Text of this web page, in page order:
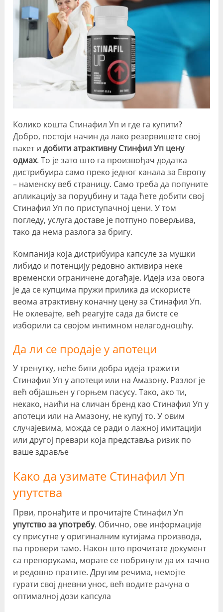
Колико кошта Стинафил Уп и где га купити?
Добро, постоји начин да лако резервишете свој
пакет идобити атрактивну Стинфил Уп цену
одмах. То је зато што га произвођач додатка
дистрибуира само преко једног канала за Европу
– наменску веб страницу. Само треба да попуните
апликацију за поруџбину и тада ћете добити свој
Стинафил Уп по приступачној цени. У том
погледу, услуга доставе је потпуно поверљива,
тако да нема разлога за бригу.
Компанија која дистрибуира капсуле за мушки
либидо и потенцију редовно активира неке
временски ограничене догађаје. Идеја иза овога
је да се купцима пружи прилика да искористе
веома атрактивну коначну цену за Стинафил Уп.
Не оклевајте, већ реагујте сада да бисте се
изборили са својом интимном нелагодношћу.
Да ли се продаје у апотеци
У тренутку, неће бити добра идеја тражити
Стинафил Уп у апотеци или на Амазону. Разлог је
већ објашњен у горњем пасусу. Тако, ако ти,
некако, наићи на сличан бренд као Стинафил Уп у
апотеци или на Амазону, не купуј то. У овим
случајевима, можда се ради о лажној имитацији
или другој превари која представља ризик по
ваше здравље
Како да узимате Стинафил Уп
упутства
Први, пронађите и прочитајте Стинафил Уп
упутство за употребу. Обично, ове информације
су присутне у оригиналним кутијама производа,
па провери тамо. Након што прочитате документ
са препорукама, морате се побринути да их тачно
и редовно пратите. Другим речима, немојте
гурати свој дневни унос, већ водите рачуна о
оптималној дози капсула